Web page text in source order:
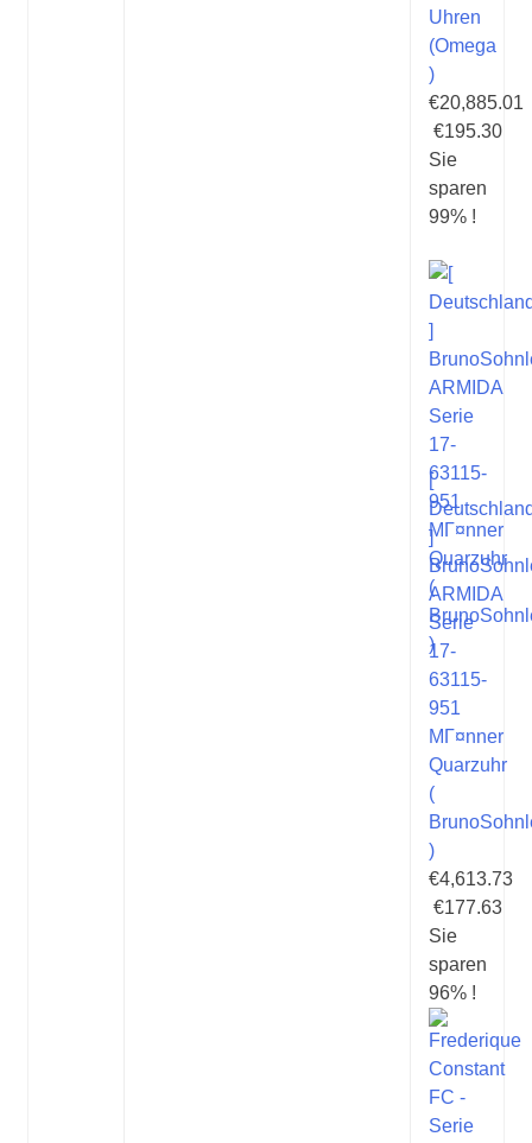
Uhren
(Omega
)
€20,885.01
€195.30
Sie
sparen
99% !
[
]
ARMIDA
Serie
17-
63115-
951
MГ¤nner
Quarzuhr
(
)
€4,613.73
€177.63
Sie
sparen
96% !